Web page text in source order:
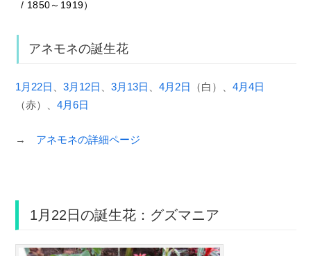
/ 1850～1919）
アネモネの誕生花
1月22日 3月12日 3月13日 4月2日 （白）、 4月4日
（赤）、 4月6日
→ アネモネの詳細ページ
1月22日の誕生花：グズマニア